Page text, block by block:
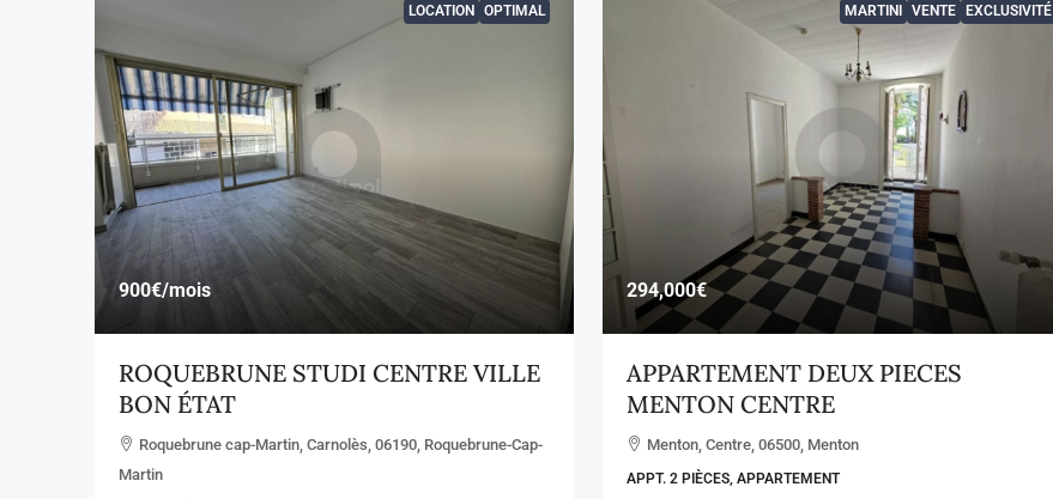
LOCATION OPTIMAL
900€/mois
ROQUEBRUNE STUDI CENTRE VILLE
BON ÉTAT
Roquebrune cap-Martin, Carnolès, 06190, Roquebrune-Cap-
Martin
MARTINI VENTE EXCLUSIVITÉ
294,000€
APPARTEMENT DEUX PIECES
MENTON CENTRE
Menton, Centre, 06500, Menton
APPT. 2 PIÈCES, APPARTEMENT